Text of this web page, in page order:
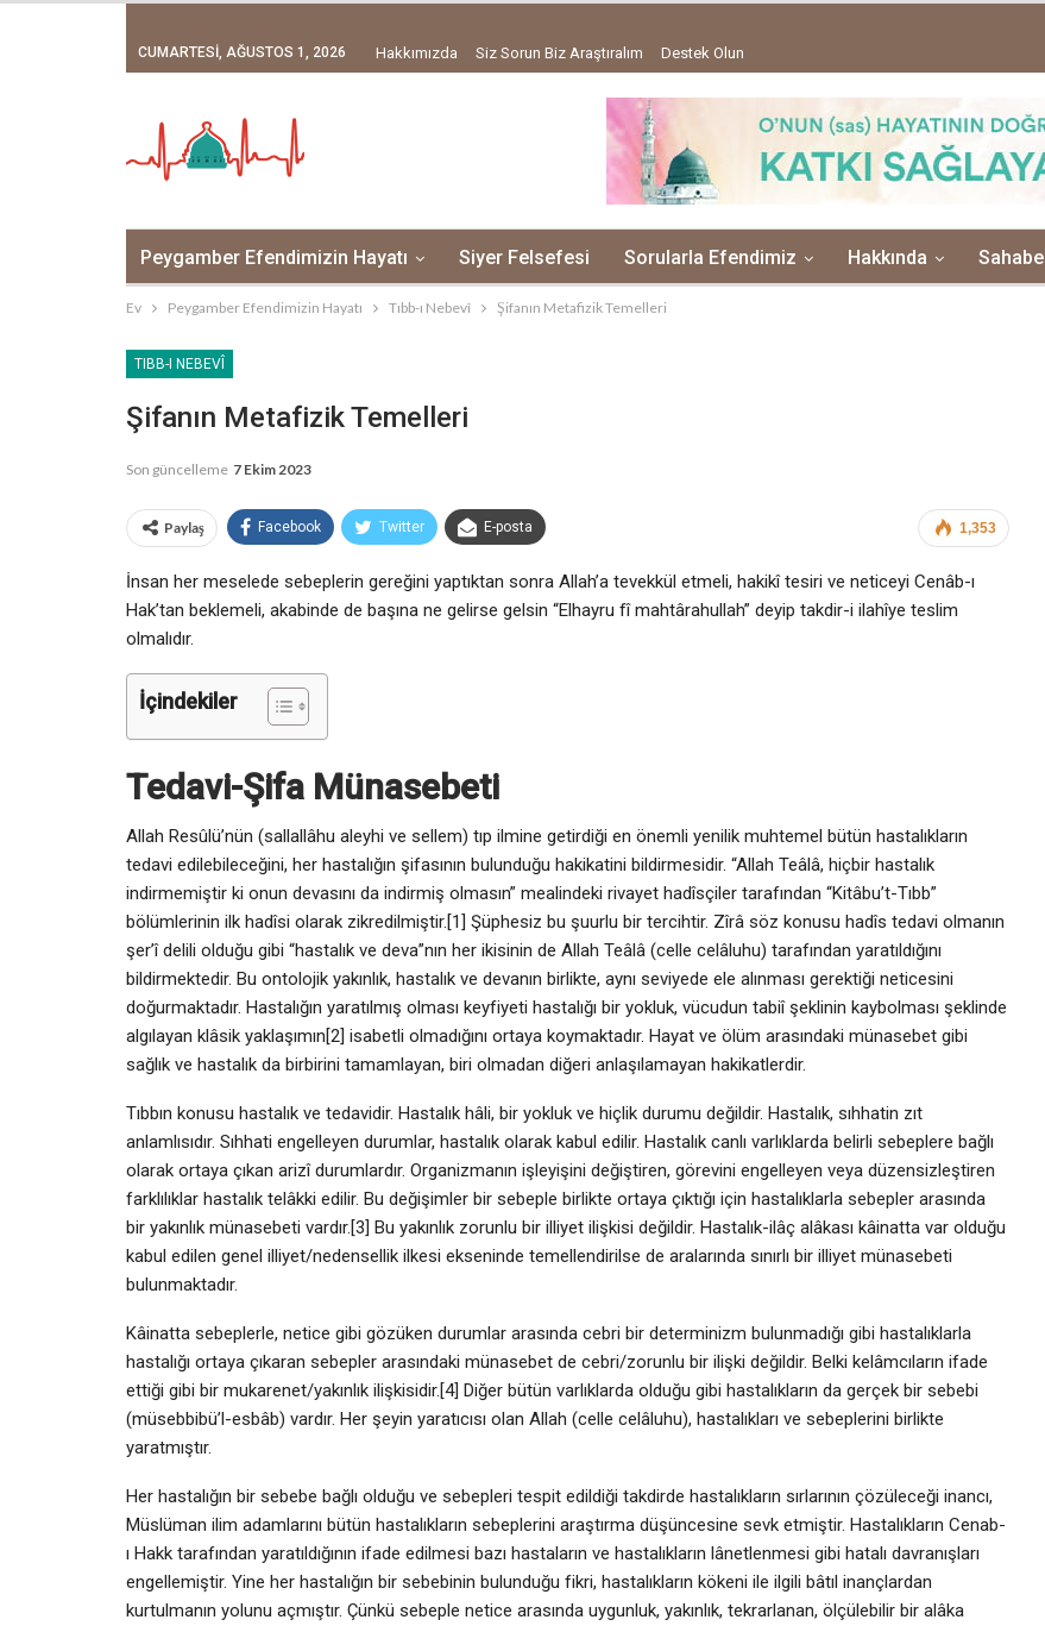
CUMARTESI, AĞUSTOS 1, 2026 Hakkımızda Siz Sorun Biz Araştıralım Destek Olun
Peygamber Efendimizin Hayatı Siyer Felsefesi Sorularla Efendimiz Hakkında Sahabe
Ev Peygamber Efendimizin Hayatı Tıbb-ı Nebevî Şifanın Metafizik Temelleri
TIBB-I NEBEVÎ
Şifanın Metafizik Temelleri
Son güncelleme 7 Ekim 2023
1,353
Paylaş Facebook Twitter E-posta
İnsan her meselede sebeplerin gereğini yaptıktan sonra Allah’a tevekkül etmeli, hakikî tesiri ve neticeyi Cenâb-ı
Hak’tan beklemeli, akabinde de başına ne gelirse gelsin “Elhayru fî mahtârahullah” deyip takdir-i ilahîye teslim
olmalıdır.
İçindekiler
Tedavi-Şifa Münasebeti
Allah Resûlü’nün (sallallâhu aleyhi ve sellem) tıp ilmine getirdiği en önemli yenilik muhtemel bütün hastalıkların
tedavi edilebileceğini, her hastalığın şifasının bulunduğu hakikatini bildirmesidir. “Allah Teâlâ, hiçbir hastalık
indirmemiştir ki onun devasını da indirmiş olmasın” mealindeki rivayet hadîsçiler tarafından “Kitâbu’t-Tıbb”
bölümlerinin ilk hadîsi olarak zikredilmiştir.[1] Şüphesiz bu şuurlu bir tercihtir. Zîrâ söz konusu hadîs tedavi olmanın
şer’î delili olduğu gibi “hastalık ve deva”nın her ikisinin de Allah Teâlâ (celle celâluhu) tarafından yaratıldığını
bildirmektedir. Bu ontolojik yakınlık, hastalık ve devanın birlikte, aynı seviyede ele alınması gerektiği neticesini
doğurmaktadır. Hastalığın yaratılmış olması keyfiyeti hastalığı bir yokluk, vücudun tabiî şeklinin kaybolması şeklinde
algılayan klâsik yaklaşımın[2] isabetli olmadığını ortaya koymaktadır. Hayat ve ölüm arasındaki münasebet gibi
sağlık ve hastalık da birbirini tamamlayan, biri olmadan diğeri anlaşılamayan hakikatlerdir.
Tıbbın konusu hastalık ve tedavidir. Hastalık hâli, bir yokluk ve hiçlik durumu değildir. Hastalık, sıhhatin zıt
anlamlısıdır. Sıhhati engelleyen durumlar, hastalık olarak kabul edilir. Hastalık canlı varlıklarda belirli sebeplere bağlı
olarak ortaya çıkan arizî durumlardır. Organizmanın işleyişini değiştiren, görevini engelleyen veya düzensizleştiren
farklılıklar hastalık telâkki edilir. Bu değişimler bir sebeple birlikte ortaya çıktığı için hastalıklarla sebepler arasında
bir yakınlık münasebeti vardır.[3] Bu yakınlık zorunlu bir illiyet ilişkisi değildir. Hastalık-ilâç alâkası kâinatta var olduğu
kabul edilen genel illiyet/nedensellik ilkesi ekseninde temellendirilse de aralarında sınırlı bir illiyet münasebeti
bulunmaktadır.
Kâinatta sebeplerle, netice gibi gözüken durumlar arasında cebri bir determinizm bulunmadığı gibi hastalıklarla
hastalığı ortaya çıkaran sebepler arasındaki münasebet de cebri/zorunlu bir ilişki değildir. Belki kelâmcıların ifade
ettiği gibi bir mukarenet/yakınlık ilişkisidir.[4] Diğer bütün varlıklarda olduğu gibi hastalıkların da gerçek bir sebebi
(müsebbibü’l-esbâb) vardır. Her şeyin yaratıcısı olan Allah (celle celâluhu), hastalıkları ve sebeplerini birlikte
yaratmıştır.
Her hastalığın bir sebebe bağlı olduğu ve sebepleri tespit edildiği takdirde hastalıkların sırlarının çözüleceği inancı,
Müslüman ilim adamlarını bütün hastalıkların sebeplerini araştırma düşüncesine sevk etmiştir. Hastalıkların Cenab-
ı Hakk tarafından yaratıldığının ifade edilmesi bazı hastaların ve hastalıkların lânetlenmesi gibi hatalı davranışları
engellemiştir. Yine her hastalığın bir sebebinin bulunduğu fikri, hastalıkların kökeni ile ilgili bâtıl inançlardan
kurtulmanın yolunu açmıştır. Çünkü sebeple netice arasında uygunluk, yakınlık, tekrarlanan, ölçülebilir bir alâka